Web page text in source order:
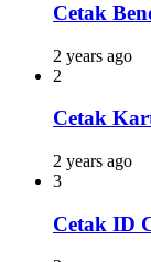
Cetak
2 years ago
2
Cetak
2 years ago
3
Cetak ID